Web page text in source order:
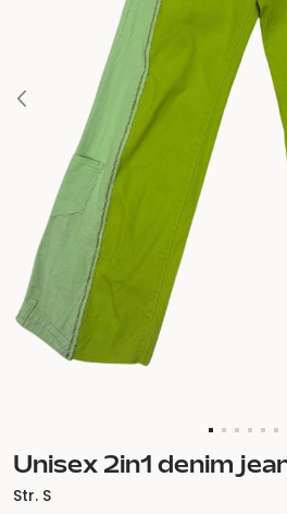
Unisex 2in1 denim
Str. S